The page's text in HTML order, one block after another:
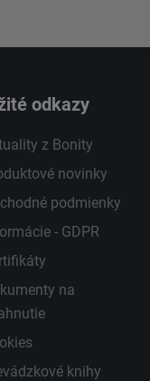
odkazy
z Bonity
novinky
podmienky
- GDPR
na
knihy